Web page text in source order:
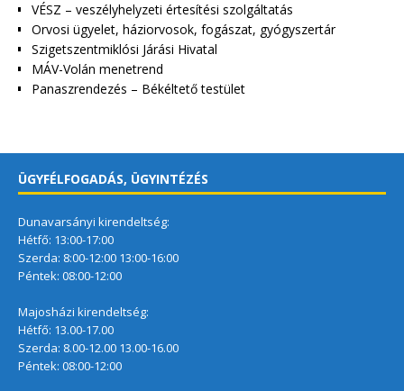
VÉSZ – veszélyhelyzeti értesítési szolgáltatás
Orvosi ügyelet, háziorvosok, fogászat, gyógyszertár
Szigetszentmiklósi Járási Hivatal
MÁV-Volán menetrend
Panaszrendezés – Békéltető testület
ÜGYFÉLFOGADÁS, ÜGYINTÉZÉS
Dunavarsányi kirendeltség:
Hétfő: 13:00-17:00
Szerda: 8:00-12:00 13:00-16:00
Péntek: 08:00-12:00
Majosházi kirendeltség:
Hétfő: 13.00-17.00
Szerda: 8.00-12.00 13.00-16.00
Péntek: 08:00-12:00